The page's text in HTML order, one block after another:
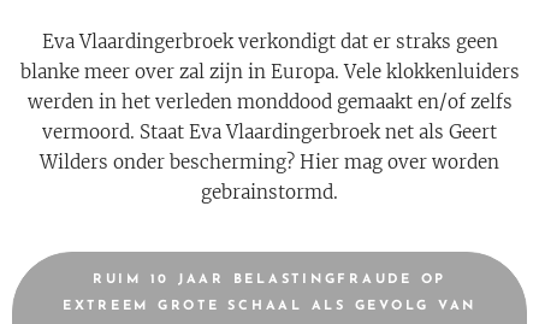
Eva Vlaardingerbroek verkondigt dat er straks geen
blanke meer over zal zijn in Europa. Vele klokkenluiders
werden in het verleden monddood gemaakt en/of zelfs
vermoord. Staat Eva Vlaardingerbroek net als Geert
Wilders onder bescherming? Hier mag over worden
gebrainstormd.
RUIM 10 JAAR BELASTINGFRAUDE OP
EXTREEM GROTE SCHAAL ALS GEVOLG VAN